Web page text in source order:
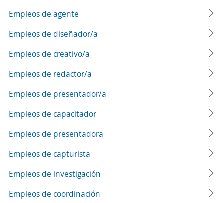
Empleos de agente
Empleos de diseñador/a
Empleos de creativo/a
Empleos de redactor/a
Empleos de presentador/a
Empleos de capacitador
Empleos de presentadora
Empleos de capturista
Empleos de investigación
Empleos de coordinación